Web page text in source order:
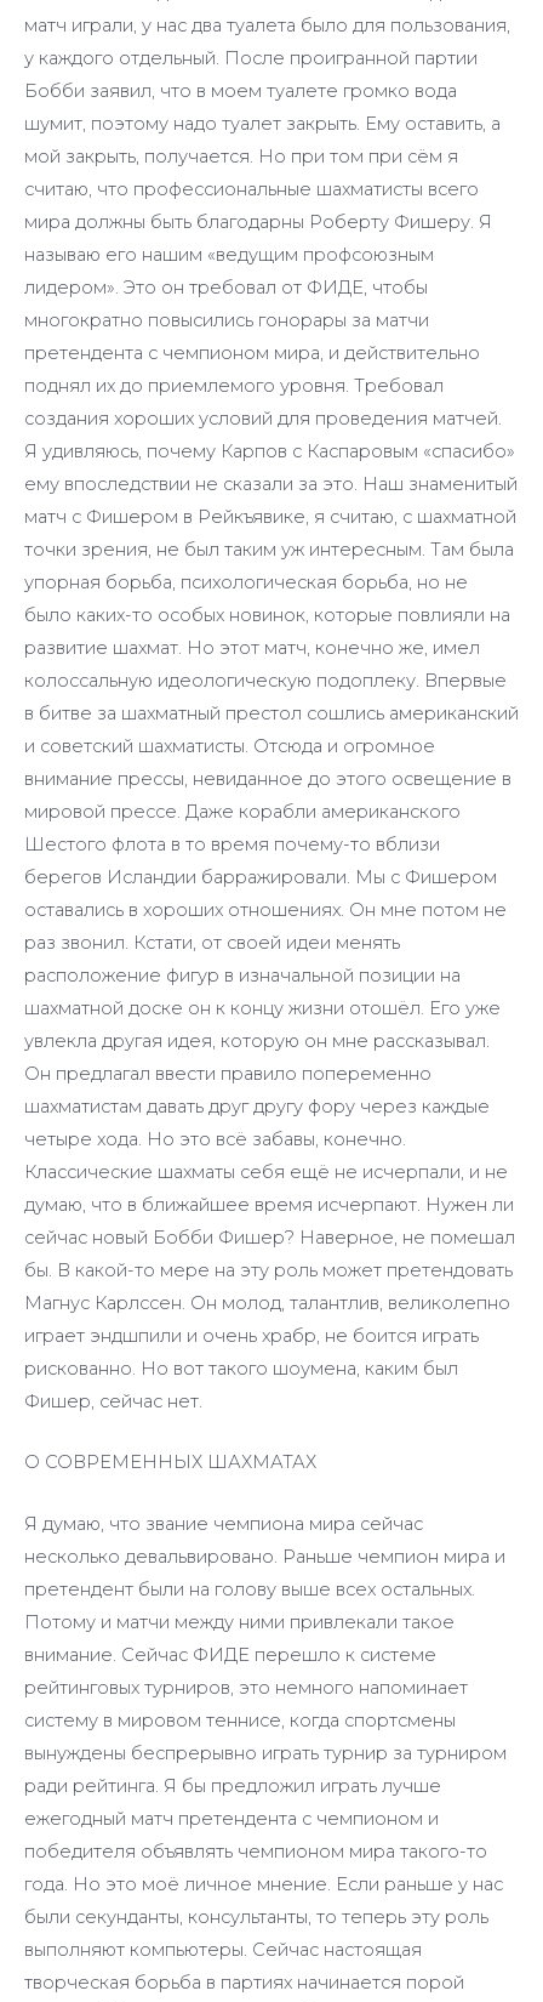
матч играли, у нас два туалета было для пользования,
у каждого отдельный. После проигранной партии
Бобби заявил, что в моем туалете громко вода
шумит, поэтому надо туалет закрыть. Ему оставить, а
мой закрыть, получается. Но при том при сём я
считаю, что профессиональные шахматисты всего
мира должны быть благодарны Роберту Фишеру. Я
называю его нашим «ведущим профсоюзным
лидером». Это он требовал от ФИДЕ, чтобы
многократно повысились гонорары за матчи
претендента с чемпионом мира, и действительно
поднял их до приемлемого уровня. Требовал
создания хороших условий для проведения матчей.
Я удивляюсь, почему Карпов с Каспаровым «спасибо»
ему впоследствии не сказали за это. Наш знаменитый
матч с Фишером в Рейкъявике, я считаю, с шахматной
точки зрения, не был таким уж интересным. Там была
упорная борьба, психологическая борьба, но не
было каких-то особых новинок, которые повлияли на
развитие шахмат. Но этот матч, конечно же, имел
колоссальную идеологическую подоплеку. Впервые
в битве за шахматный престол сошлись американский
и советский шахматисты. Отсюда и огромное
внимание прессы, невиданное до этого освещение в
мировой прессе. Даже корабли американского
Шестого флота в то время почему-то вблизи
берегов Исландии барражировали. Мы с Фишером
оставались в хороших отношениях. Он мне потом не
раз звонил. Кстати, от своей идеи менять
расположение фигур в изначальной позиции на
шахматной доске он к концу жизни отошёл. Его уже
увлекла другая идея, которую он мне рассказывал.
Он предлагал ввести правило попеременно
шахматистам давать друг другу фору через каждые
четыре хода. Но это всё забавы, конечно.
Классические шахматы себя ещё не исчерпали, и не
думаю, что в ближайшее время исчерпают. Нужен ли
сейчас новый Бобби Фишер? Наверное, не помешал
бы. В какой-то мере на эту роль может претендовать
Магнус Карлссен. Он молод, талантлив, великолепно
играет эндшпили и очень храбр, не боится играть
рискованно. Но вот такого шоумена, каким был
Фишер, сейчас нет.
О СОВРЕМЕННЫХ ШАХМАТАХ
Я думаю, что звание чемпиона мира сейчас
несколько девальвировано. Раньше чемпион мира и
претендент были на голову выше всех остальных.
Потому и матчи между ними привлекали такое
внимание. Сейчас ФИДЕ перешло к системе
рейтинговых турниров, это немного напоминает
систему в мировом теннисе, когда спортсмены
вынуждены беспрерывно играть турнир за турниром
ради рейтинга. Я бы предложил играть лучше
ежегодный матч претендента с чемпионом и
победителя объявлять чемпионом мира такого-то
года. Но это моё личное мнение. Если раньше у нас
были секунданты, консультанты, то теперь эту роль
выполняют компьютеры. Сейчас настоящая
творческая борьба в партиях начинается порой